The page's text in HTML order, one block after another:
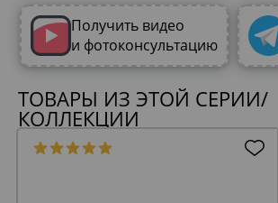
Получить видео
и фотоконсультацию
ТОВАРЫ ИЗ ЭТОЙ СЕРИИ/
КОЛЛЕКЦИИ